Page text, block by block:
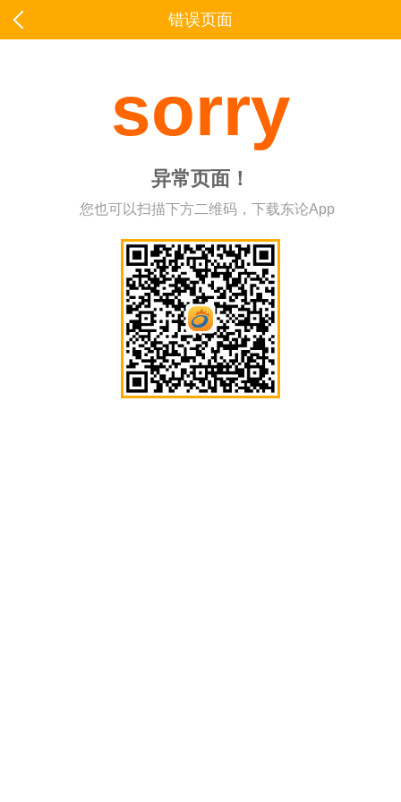
错误页面
sorry
异常页面！
您也可以扫描下方二维码，下载东论App